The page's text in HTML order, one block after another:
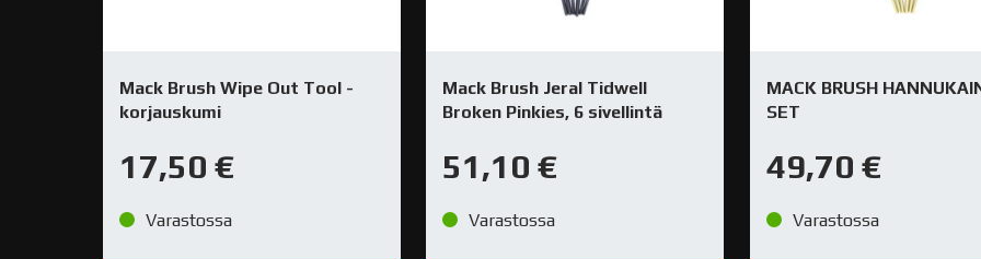
Mack Brush Wipe Out Tool -
korjauskumi
17,50 €
Varastossa
Mack Brush Jeral Tidwell
Broken Pinkies, 6 sivellintä
51,10€
Varastossa
MACK BRUSH
SET
49,70 €
Varastossa